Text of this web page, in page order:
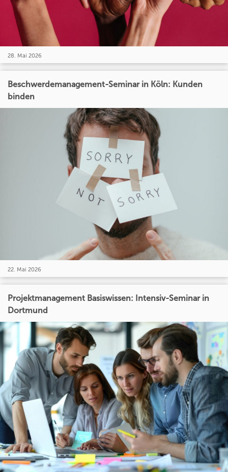
28. Mai 2026
Beschwerdemanagement-Seminar in Köln: Kunden
binden
22. Mai 2026
Projektmanagement Basiswissen: Intensiv-Seminar in
Dortmund